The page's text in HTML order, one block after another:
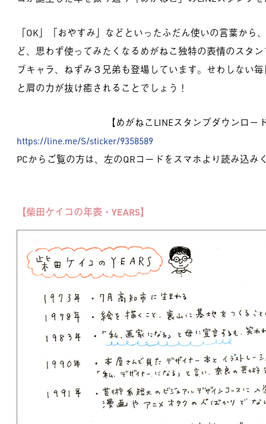
「OK」「おやすみ」などといったふだん使いの言葉か
ど、思わず使ってみたくなるめがねこ独特の表情のスタ
ブキャラ、ねずみ３兄弟も登場しています。せわしない
と肩の力が抜け癒されることでしょう！
【めがねこLINEスタンプダウンロー
https://line.me/S/sticker/9358589
PCからご覧の方は、左のQRコードをスマホより読み込み
【柴田ケイコの年表・YEARS】